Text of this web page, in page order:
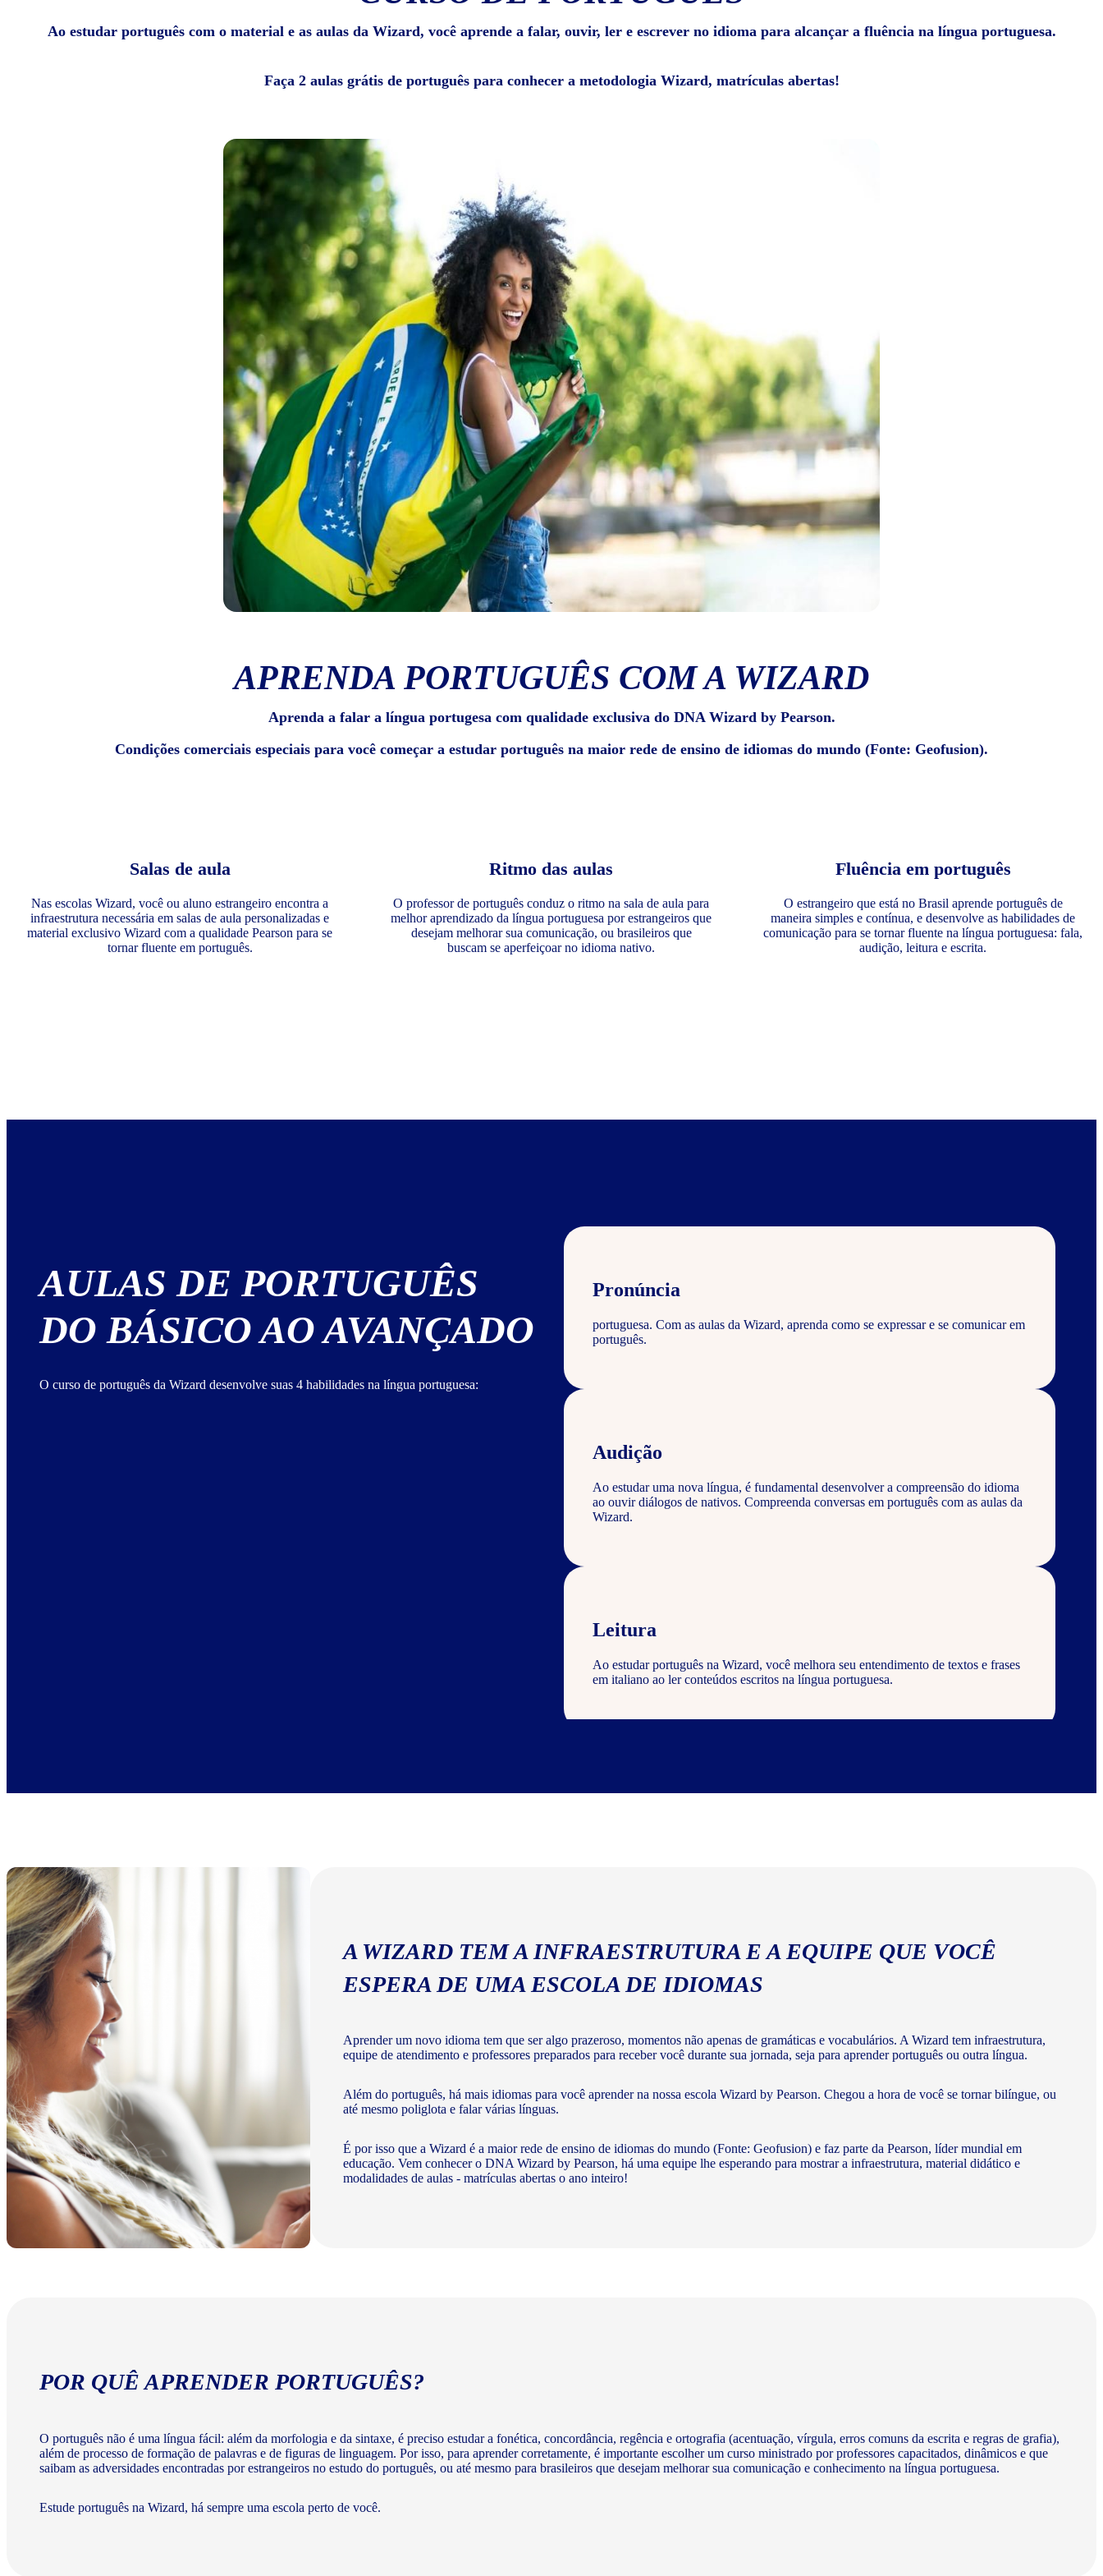
Ao estudar português com o material e as aulas da Wizard, você aprende a falar, ouvir, ler e escrever no idioma para alcançar a fluência na língua portuguesa.
Faça 2 aulas grátis de português para conhecer a metodologia Wizard, matrículas abertas!
APRENDA PORTUGUÊS COM A WIZARD
Aprenda a falar a língua portugesa com qualidade exclusiva do DNA Wizard by Pearson.
Condições comerciais especiais para você começar a estudar português na maior rede de ensino de idiomas do mundo (Fonte: Geofusion).
Salas de aula
Nas escolas Wizard, você ou aluno estrangeiro encontra a
infraestrutura necessária em salas de aula personalizadas e
material exclusivo Wizard com a qualidade Pearson para se
tornar fluente em português.
Ritmo das aulas
O professor de português conduz o ritmo na sala de aula para
melhor aprendizado da língua portuguesa por estrangeiros que
desejam melhorar sua comunicação, ou brasileiros que
buscam se aperfeiçoar no idioma nativo.
Fluência em português
O estrangeiro que está no Brasil aprende português de
maneira simples e contínua, e desenvolve as habilidades de
comunicação para se tornar fluente na língua portuguesa: fala,
audição, leitura e escrita.
AULAS DE PORTUGUÊS
DO BÁSICO AO AVANÇADO
O curso de português da Wizard desenvolve suas 4 habilidades na língua portuguesa:
Pronúncia
portuguesa. Com as aulas da Wizard, aprenda como se expressar e se comunicar em
português.
Audição
Ao estudar uma nova língua, é fundamental desenvolver a compreensão do idioma
ao ouvir diálogos de nativos. Compreenda conversas em português com as aulas da
Wizard.
Leitura
Ao estudar português na Wizard, você melhora seu entendimento de textos e frases
em italiano ao ler conteúdos escritos na língua portuguesa.
Escrita
A WIZARD TEM A INFRAESTRUTURA E A EQUIPE QUE VOCÊ
ESPERA DE UMA ESCOLA DE IDIOMAS
Aprender um novo idioma tem que ser algo prazeroso, momentos não apenas de gramáticas e vocabulários. A Wizard tem infraestrutura,
equipe de atendimento e professores preparados para receber você durante sua jornada, seja para aprender português ou outra língua.
Além do português, há mais idiomas para você aprender na nossa escola Wizard by Pearson. Chegou a hora de você se tornar bilíngue, ou
até mesmo poliglota e falar várias línguas.
É por isso que a Wizard é a maior rede de ensino de idiomas do mundo (Fonte: Geofusion) e faz parte da Pearson, líder mundial em
educação. Vem conhecer o DNA Wizard by Pearson, há uma equipe lhe esperando para mostrar a infraestrutura, material didático e
modalidades de aulas - matrículas abertas o ano inteiro!
POR QUÊ APRENDER PORTUGUÊS?
O português não é uma língua fácil: além da morfologia e da sintaxe, é preciso estudar a fonética, concordância, regência e ortografia (acentuação, vírgula, erros comuns da escrita e regras de grafia),
além de processo de formação de palavras e de figuras de linguagem. Por isso, para aprender corretamente, é importante escolher um curso ministrado por professores capacitados, dinâmicos e que
saibam as adversidades encontradas por estrangeiros no estudo do português, ou até mesmo para brasileiros que desejam melhorar sua comunicação e conhecimento na língua portuguesa.
Estude português na Wizard, há sempre uma escola perto de você.